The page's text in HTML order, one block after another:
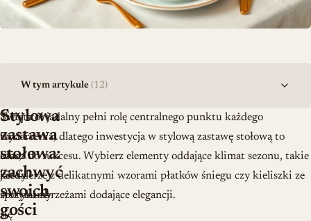
W tym artykule (12)
Święta
to
czas,
kiedy
spotykamy
się
Stylowa
zastawa
stołowa:
zachwyć
swoich
gości
Twój stół jadalny pełni rolę centralnego punktu każdego
wydarzenia, dlatego inwestycja w stylową zastawę stołową to
klucz do sukcesu. Wybierz elementy oddające klimat sezonu, takie
jak talerze z delikatnymi wzorami płatków śniegu czy kieliszki ze
złotymi obrzeżami dodające elegancji.